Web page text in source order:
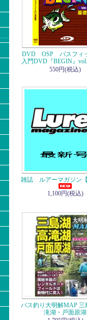
DVD OSP バスフィ
入門DVD『BEGIN』
550円(税込)
雑誌 ルアーマガジン
1,100円(税込)
バス釣り大明解MAP 三
滝湖・戸面原湖